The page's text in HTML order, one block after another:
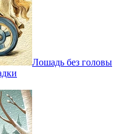
Лошадь без головы